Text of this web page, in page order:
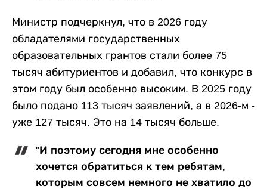
Министр подчеркнул, что в 2026 году
обладателями государственных
образовательных грантов стали более 75
тысяч абитуриентов и добавил, что конкурс в
этом году был особенно высоким. В 2025 году
было подано 113 тысяч заявлений, а в 2026-м -
уже 127 тысяч. Это на 14 тысяч больше.
"И поэтому сегодня мне особенно
хочется обратиться к тем ребятам,
которым совсем немного не хватило до